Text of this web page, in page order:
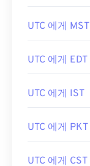
UTC 에게 MST
UTC 에게 EDT
UTC 에게 IST
UTC 에게 PKT
UTC 에게 CST